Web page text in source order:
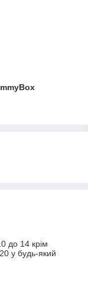
до 14 крім
у будь-який